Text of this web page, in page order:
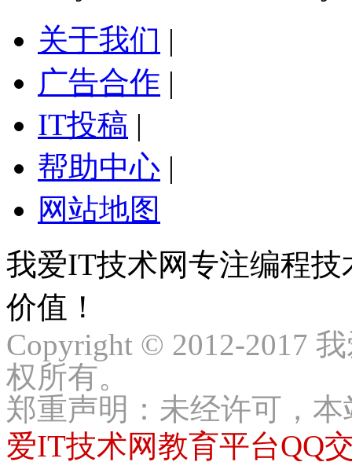
关于我们 |
广告合作 |
IT投稿 |
帮助中心 |
网站地图
我爱IT技术网专注编程
价值！
Copyright © 2012-2017
权所有。
郑重声明：未经许可，
爱IT技术网教育平台QQ